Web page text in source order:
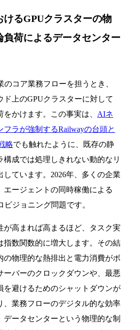
けるGPUクラスターの物
負荷によるデータセンター
コア業務フローを担うとき、
ド上のGPUクラスターに対して
かけます。この事実は、 AIネ
ラが強制するRailwayの台頭と
略でも触れたように、既存の静
構成では処理しきれない動的なリ
しています。2026年、多くの企業
エージェントの同時稼働による
ジョニング問題です。
が高まれば高まるほど、タスク実
指数関数的に増大します。その結
の物理的な熱排出と電力消費がボ
ーバーのクロックダウンや、最悪
を避けるためのシャットダウンが
、業務フローのデジタル的な効率
データセンターという物理的な制